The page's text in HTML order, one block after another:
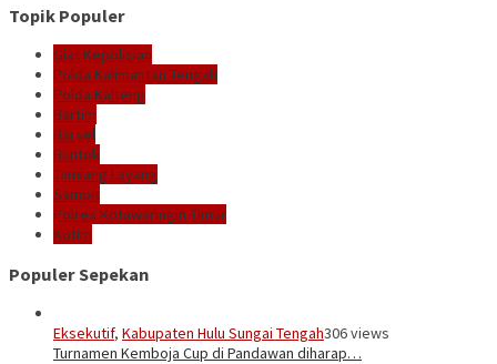
Topik Populer
Giat Kepolisian
Polda Kalimantan Tengah
Polda Kalteng
Bartim
Barsel
Buntok
Tamiang Layang
Sampit
Polres Kotawaringin Timur
Kotim
Populer Sepekan
Eksekutif, Kabupaten Hulu Sungai Tengah306 views
Turnamen Kemboja Cup di Pandawan diharap…